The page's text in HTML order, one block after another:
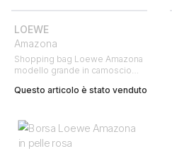
LOEWE
Amazona
Shopping bag Loewe Amazona
modello grande in camoscio
Questo articolo è stato venduto